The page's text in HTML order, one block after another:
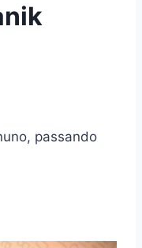
passando